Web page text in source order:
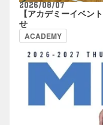
2026/08/07
【アカデミーイベン
せ
ACADEMY